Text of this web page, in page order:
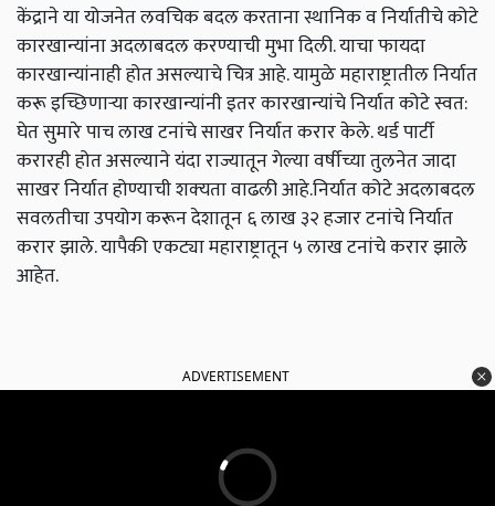
केंद्राने या योजनेत लवचिक बदल करताना स्थानिक व निर्यातीचे कोटे
कारखान्यांना अदलाबदल करण्याची मुभा दिली. याचा फायदा
कारखान्यांनाही होत असल्याचे चित्र आहे. यामुळे महाराष्ट्रातील निर्यात
करू इच्छिणाऱ्या कारखान्यांनी इतर कारखान्यांचे निर्यात कोटे स्वत:
घेत सुमारे पाच लाख टनांचे साखर निर्यात करार केले. थर्ड पार्टी
करारही होत असल्याने यंदा राज्यातून गेल्या वर्षीच्या तुलनेत जादा
साखर निर्यात होण्याची शक्‍यता वाढली आहे.निर्यात कोटे अदलाबदल
सवलतीचा उपयोग करून देशातून ६ लाख ३२ हजार टनांचे निर्यात
करार झाले. यापैकी एकट्या महाराष्ट्रातून ५ लाख टनांचे करार झाले
आहेत.
ADVERTISEMENT